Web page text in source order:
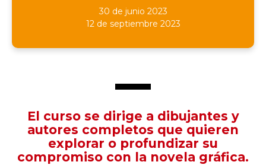
30 de junio 2023
12 de septiembre 2023
El curso se dirige a dibujantes y
autores completos que quieren
explorar o profundizar su
compromiso con la novela gráfica.